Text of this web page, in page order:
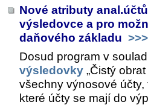
Nové atributy
výsledovce a pro
daňového základu >>>
Dosud program v
výsledovky „Čistý
všechny výnosové
které účty se mají do